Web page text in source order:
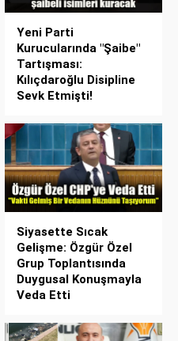
Yeni Parti
Kurucularında "Şaibe"
Tartışması:
Kılıçdaroğlu Disipline
Sevk Etmişti!
Siyasette Sıcak
Gelişme: Özgür Özel
Grup Toplantısında
Duygusal Konuşmayla
Veda Etti